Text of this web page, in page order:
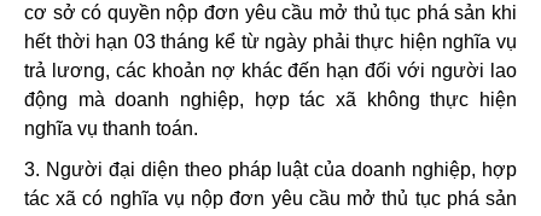
cơ sở có quyền nộp đơn yêu cầu mở thủ tục phá sản khi
hết thời hạn 03 tháng kể từ ngày phải thực hiện nghĩa vụ
trả lương, các khoản nợ khác đến hạn đối với người lao
động mà doanh nghiệp, hợp tác xã không thực hiện
nghĩa vụ thanh toán.
3. Người đại diện theo pháp luật của doanh nghiệp, hợp
tác xã có nghĩa vụ nộp đơn yêu cầu mở thủ tục phá sản